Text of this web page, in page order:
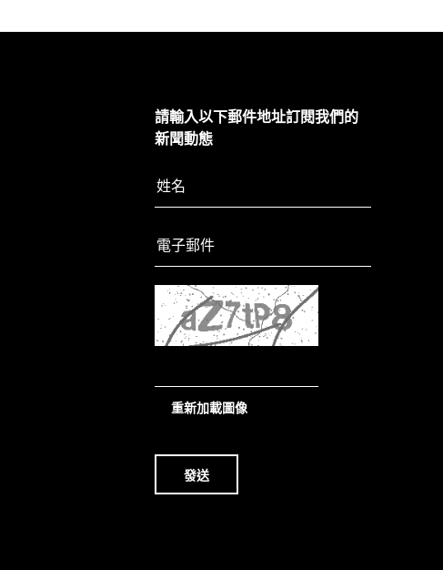
請輸入以下郵件地址訂閱我們的
新聞動態
重新加載圖像
發送